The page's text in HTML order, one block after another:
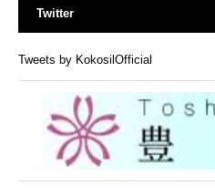
Twitter
Tweets by KokosilOfficial